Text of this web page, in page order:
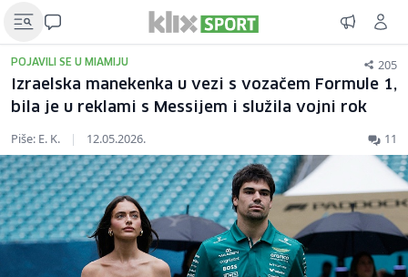
POJAVILI SE U MIAMIJU 205
Izraelska manekenka u vezi s vozačem Formule 1,
bila je u reklami s Messijem i služila vojni rok
Piše: E. K. | 12.05.2026. 11